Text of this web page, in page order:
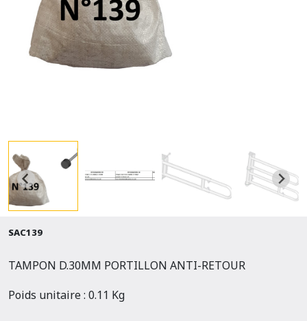
SAC139
TAMPON D.30MM PORTILLON ANTI-RETOUR
Poids unitaire : 0.11 Kg